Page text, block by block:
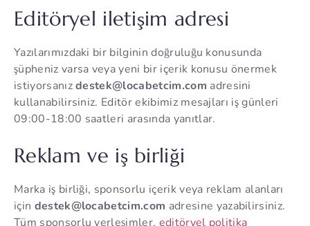
Editöryel iletişim adresi
Yazılarımızdaki bir bilginin doğruluğu konusunda
şüpheniz varsa veya yeni bir içerik konusu önermek
istiyorsanızdestek@locabetcim.com adresini
kullanabilirsiniz. Editör ekibimiz mesajları iş günleri
09:00-18:00 saatleri arasında yanıtlar.
Reklam ve iş birliği
Marka iş birliği, sponsorlu içerik veya reklam alanları
için destek@locabetcim.com adresine yazabilirsiniz.
Tüm sponsorlu yerleşimler, editöryel politika